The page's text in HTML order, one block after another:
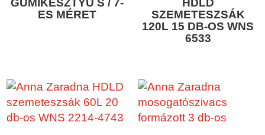
GUMIKESZTYŰ S / 7-
ES MÉRET
HDLD
SZEMETESZSÁK
120L 15 DB-OS WNS
6533